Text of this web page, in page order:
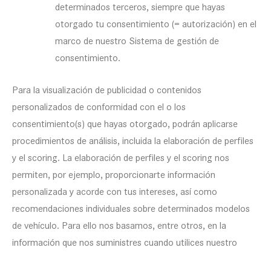
determinados terceros, siempre que hayas
otorgado tu consentimiento (= autorización) en el
marco de nuestro Sistema de gestión de
consentimiento.
Para la visualización de publicidad o contenidos
personalizados de conformidad con el o los
consentimiento(s) que hayas otorgado, podrán aplicarse
procedimientos de análisis, incluida la elaboración de perfiles
y el scoring. La elaboración de perfiles y el scoring nos
permiten, por ejemplo, proporcionarte información
personalizada y acorde con tus intereses, así como
recomendaciones individuales sobre determinados modelos
de vehículo. Para ello nos basamos, entre otros, en la
información que nos suministres cuando utilices nuestro